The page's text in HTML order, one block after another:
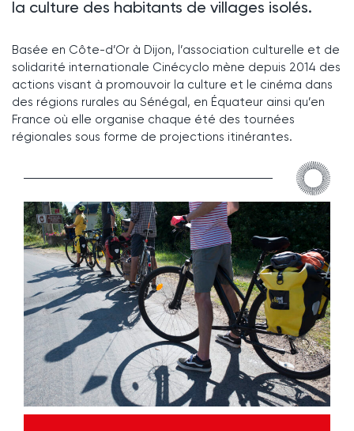
la culture des habitants de villages isolés.
Basée en Côte-d’Or à Dijon, l’association culturelle et de
solidarité internationale Cinécyclo mène depuis 2014 des
actions visant à promouvoir la culture et le cinéma dans
des régions rurales au Sénégal, en Équateur ainsi qu’en
France où elle organise chaque été des tournées
régionales sous forme de projections itinérantes.